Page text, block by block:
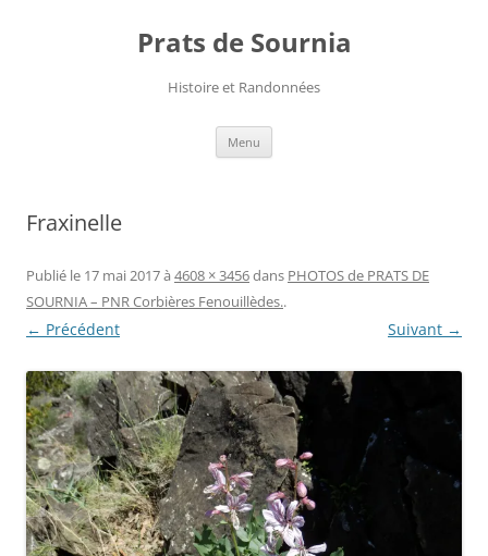
Prats de Sournia
Histoire et Randonnées
Menu
Fraxinelle
Publié le 17 mai 2017à 4608 × 3456dans PHOTOS de PRATS DE
SOURNIA – PNR Corbières Fenouillèdes..
← Précédent Suivant →